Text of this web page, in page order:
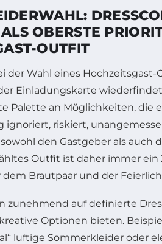
OBERSTE
OUTFIT
der Wahl eines Hochzeitsgast-
Einladungskarte wiederfindet.
Palette an Möglichkeiten, die
ignoriert, riskiert,
den Gastgeber als auch
Outfit ist daher immer ein
Brautpaar und der
zunehmend auf definierte
Optionen bieten.
luftige Sommerkleider oder